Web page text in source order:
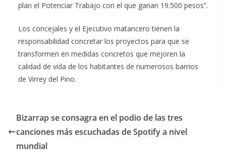
plan el Potenciar Trabajo con el que ganan 19.500 pesos”.
Los concejales y el Ejecutivo matancero tienen la
responsabilidad concretar los proyectos para que se
transformen en medidas concretos que mejoren la
calidad de vida de los habitantes de numerosos barrios
de Virrey del Pino.
Bizarrap se consagra en el podio de las tres
canciones más escuchadas de Spotify a nivel
mundial